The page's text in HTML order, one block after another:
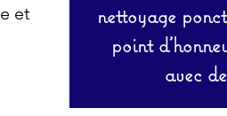
et
nettoyage
point
avec